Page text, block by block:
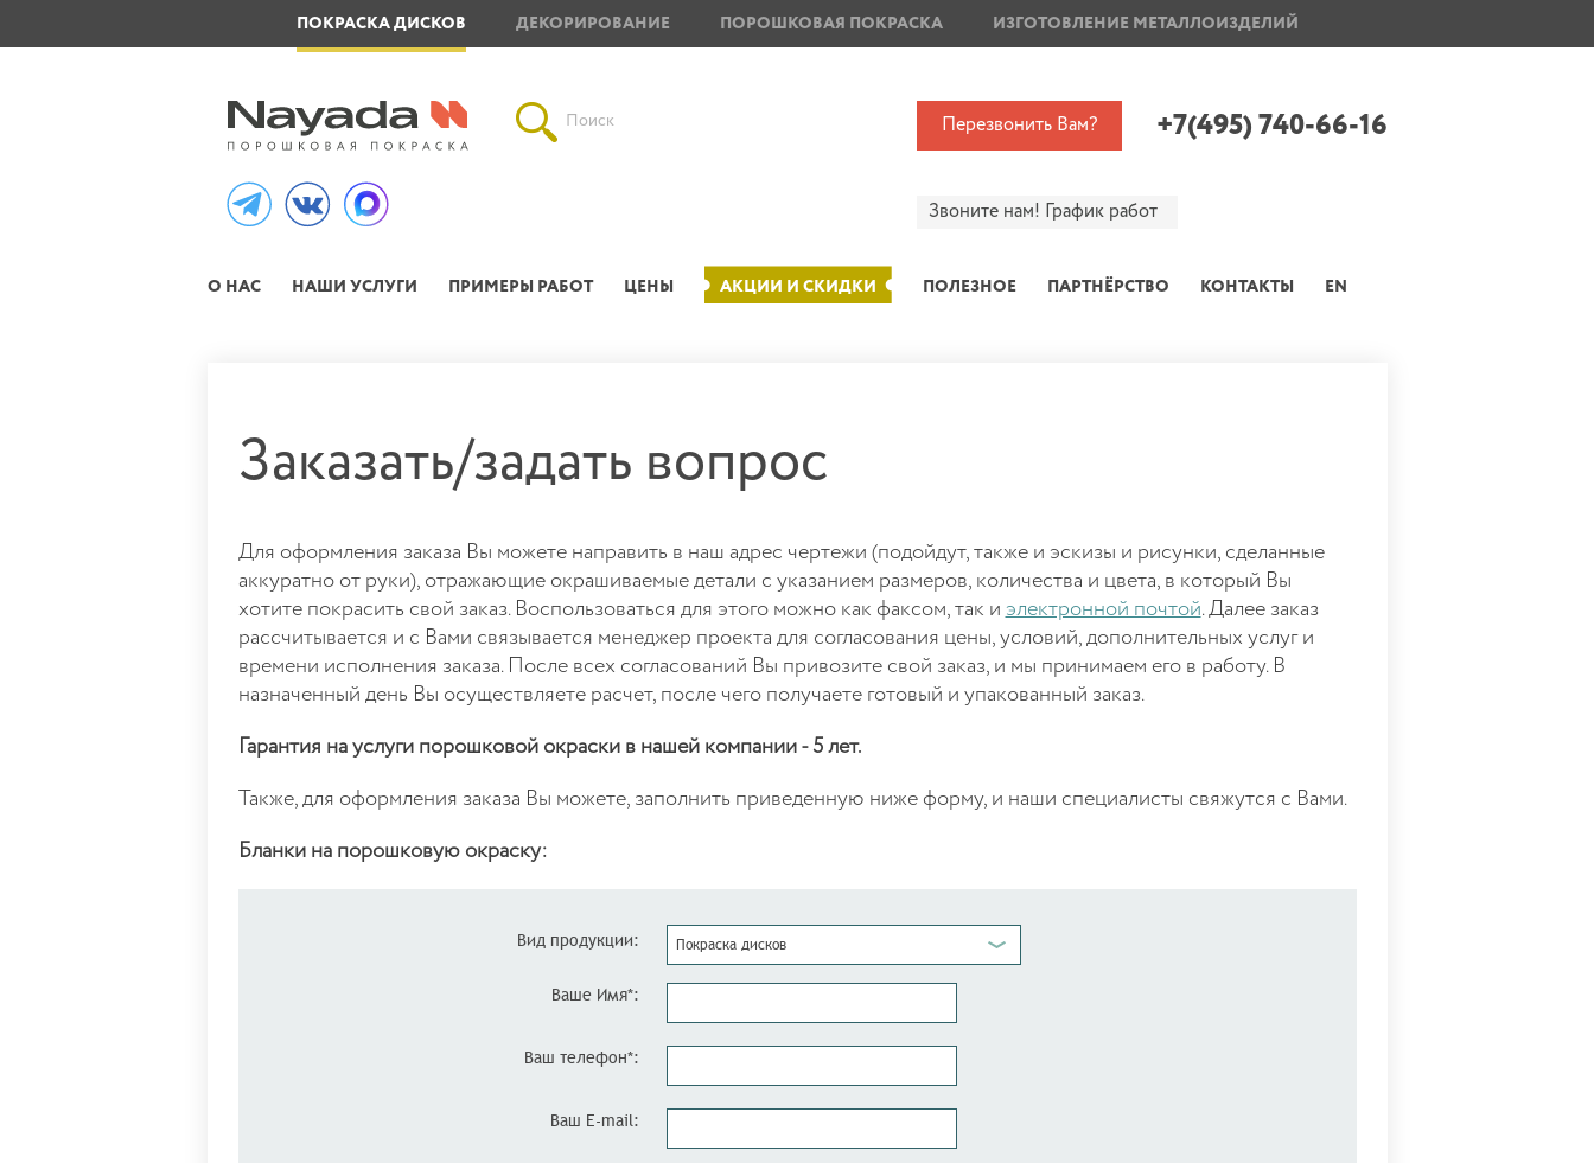
ПОКРАСКА ДИСКОВ ДЕКОРИРОВАНИЕ ПОРОШКОВАЯ ПОКРАСКА ИЗГОТОВЛЕНИЕ МЕТАЛЛОИЗДЕЛИЙ
Поиск Перезвонить Вам? +7(495) 740-66-16
Звоните нам! График работ
О НАС НАШИ УСЛУГИ ПРИМЕРЫ РАБОТ ЦЕНЫ АКЦИИ И СКИДКИ ПОЛЕЗНОЕ ПАРТНЁРСТВО КОНТАКТЫ EN
Заказать/задать вопрос
Для оформления заказа Вы можете направить в наш адрес чертежи (подойдут, также и эскизы и рисунки, сделанные
аккуратно от руки), отражающие окрашиваемые детали с указанием размеров, количества и цвета, в который Вы
хотите покрасить свой заказ. Воспользоваться для этого можно как факсом, так и электронной почтой. Далее заказ
рассчитывается и с Вами связывается менеджер проекта для согласования цены, условий, дополнительных услуг и
времени исполнения заказа. После всех согласований Вы привозите свой заказ, и мы принимаем его в работу. В
назначенный день Вы осуществляете расчет, после чего получаете готовый и упакованный заказ.
Гарантия на услуги порошковой окраски в нашей компании - 5 лет.
Также, для оформления заказа Вы можете, заполнить приведенную ниже форму, и наши специалисты свяжутся с Вами.
Бланки на порошковую окраску:
Вид продукции: Покраска дисков
Ваше Имя*:
Ваш телефон*:
Ваш E-mail: